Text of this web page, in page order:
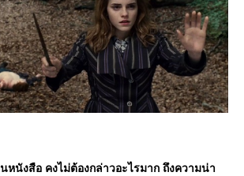
หนังสือ คงไม่ต้องกล่าวอะไรมาก ถึงความน่า